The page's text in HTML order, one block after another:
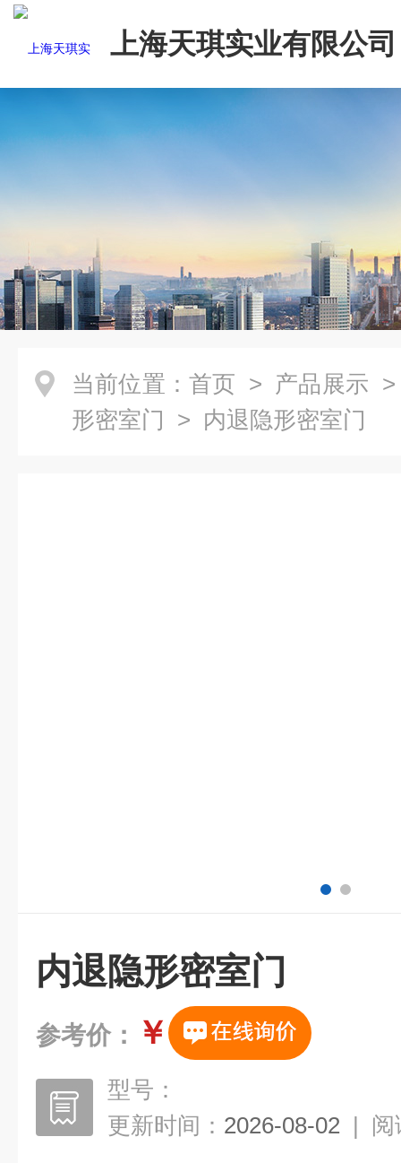
上海天琪实业有限公司
当前位置： 首页 > 产品展示
形密室门 > 内退隐形密室门
内退隐形密室门
参考价： ￥
型号：
更新时间： 2026-08-02 | 阅